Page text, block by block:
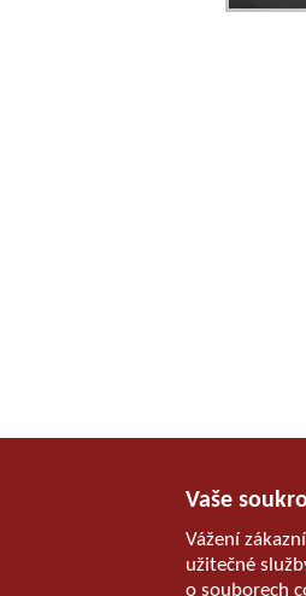
Vaše
Vážení
užitečné
o souborech